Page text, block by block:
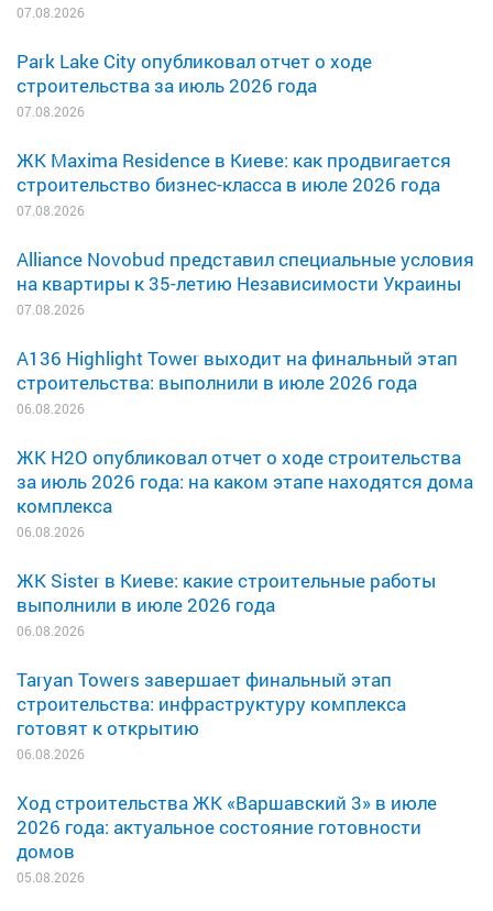
07.08.2026
Park Lake City опубликовал отчет о ходе
строительства за июль 2026 года
07.08.2026
ЖК Maxima Residence в Киеве: как продвигается
строительство бизнес-класса в июле 2026 года
07.08.2026
Alliance Novobud представил специальные условия
на квартиры к 35-летию Независимости Украины
07.08.2026
A136 Highlight Tower выходит на финальный этап
строительства: выполнили в июле 2026 года
06.08.2026
ЖК H2O опубликовал отчет о ходе строительства
за июль 2026 года: на каком этапе находятся дома
комплекса
06.08.2026
ЖК Sister в Киеве: какие строительные работы
выполнили в июле 2026 года
06.08.2026
Taryan Towers завершает финальный этап
строительства: инфраструктуру комплекса
готовят к открытию
06.08.2026
Ход строительства ЖК «Варшавский 3» в июле
2026 года: актуальное состояние готовности
домов
05.08.2026